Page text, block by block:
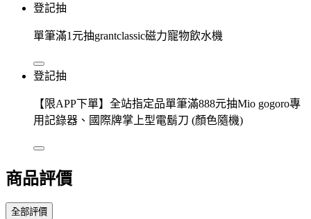
登記抽
單筆滿1元抽grantclassic磁力寵物飲水機
登記抽
【限APP下單】全站指定品單筆滿888元抽Mio gogoro專
用記錄器、國際牌掌上型電鬍刀 (顏色隨機)
商品評價
全部評價